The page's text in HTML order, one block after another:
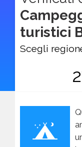
turistici
Scegli